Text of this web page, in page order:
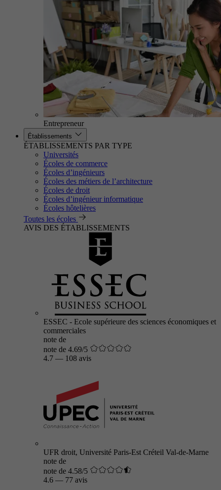
Entrepreneur
Établissements
ÉTABLISSEMENTS PAR TYPE
Universités
Écoles de commerce
Écoles d’ingénieurs
Écoles des métiers de l’architecture
Écoles de droit
Écoles d’ingénieur informatique
Écoles hôtelières
Toutes les écoles
AVIS DES ÉTABLISSEMENTS
ESSEC - Ecole supérieure des sciences économiques et
commerciales
note de
note de 4.69/5
4.7 — 108 avis
UFR droit, Université Paris-Est Créteil Val-de-Marne
note de
note de 4.58/5
4.6 — 77 avis